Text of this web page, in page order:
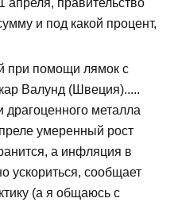
апреля, правительство
и под какой процент,
при помощи лямок с
Валунд (Швеция).....
металла
умеренный рост
а инфляция в
ускориться, сообщает
(а я общаюсь с